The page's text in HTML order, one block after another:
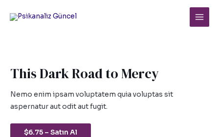
atla
Main
This Dark Road to Mercy
Nemo enim ipsam voluptatem quia voluptas sit
aspernatur aut odit aut fugit.
$6.75 – Satın Al
dolaşımı